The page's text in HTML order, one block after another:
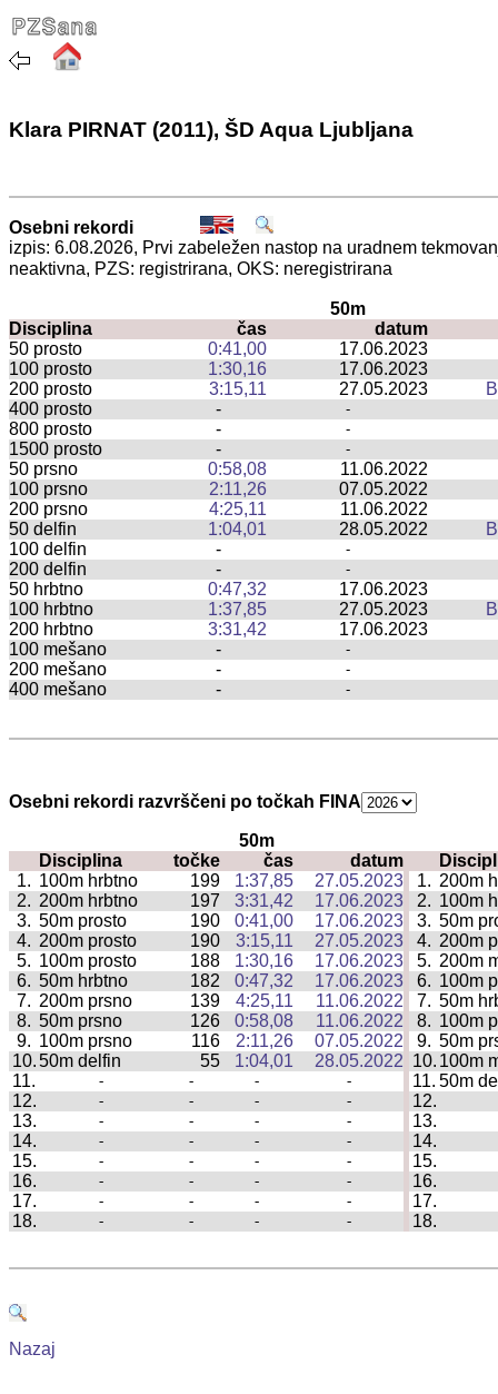
Klara PIRNAT (2011), ŠD Aqua Ljubljana
Osebni rekordi
izpis: 6.08.2026, Prvi zabeležen nastop na uradnem
neaktivna, PZS: registrirana, OKS: neregistrirana
50m
Disciplina
čas
datum
50 prosto
0:41,00
17.06.2023
100 prosto
1:30,16
17.06.2023
200 prosto
3:15,11 27.05.2023
400 prosto
- -
800 prosto - -
1500 prosto - -
50 prsno 0:58,08 11.06.2022
100 prsno
2:11,26 07.05.2022
200 prsno
4:25,11 11.06.2022
50 delfin
1:04,01 28.05.2022
100 delfin
- -
200 delfin - -
50 hrbtno 0:47,32
17.06.2023
100 hrbtno
1:37,85 27.05.2023
200 hrbtno
3:31,42
17.06.2023
100 mešano
- -
200 mešano - -
400 mešano - -
Osebni rekordi razvrščeni po točkah FINA
50m
Disciplina
točke čas datum
1. 100m hrbtno 199 1:37,85 27.05.2023 1. 200m
2. 200m hrbtno 197 3:31,42 17.06.2023 2. 100m
3. 50m prosto 190 0:41,00 17.06.2023 3. 50m
4. 200m prosto 190 3:15,11 27.05.2023 4. 200m
5. 100m prosto 188 1:30,16 17.06.2023 5. 200m
6. 50m hrbtno 182 0:47,32 17.06.2023 6. 100m
7. 200m prsno 139 4:25,11 11.06.2022 7. 50m
8. 50m prsno 126 0:58,08 11.06.2022 8. 100m
9. 100m prsno 116 2:11,26 07.05.2022 9. 50m
10.50m delfin 55 1:04,01 28.05.2022 10. 100m
11.
- - - - 11. 50m
12.
- - - -
12.
13.
- - - -
13.
14.
- - - -
14.
15.
- - - -
15.
16.
- - - -
16.
17.
- - - -
17.
18.
- - - - 18.
Nazaj